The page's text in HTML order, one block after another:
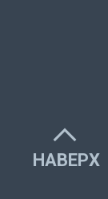
НАВЕРХ